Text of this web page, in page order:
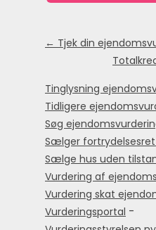
← Tjek din
Tinglysning
Tidligere
Søg
Sælger
Sælge hus uden
Vurdering af
Vurdering skat
Vurderingsportal -